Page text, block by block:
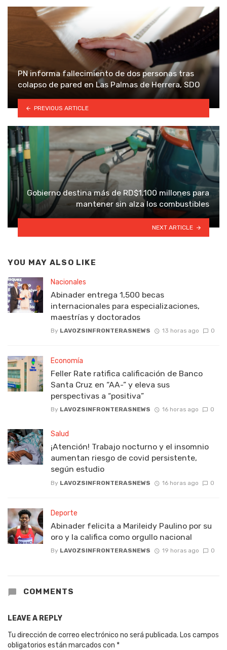
PN informa fallecimiento de dos personas tras
colapso de pared en Las Palmas de Herrera, SDO
PREVIOUS ARTICLE
Gobierno destina más de RD$1,100 millones para
mantener sin alza los combustibles
NEXT ARTICLE
YOU MAY ALSO LIKE
Nacionales
Abinader entrega 1,500 becas
internacionales para especializaciones,
maestrías y doctorados
By LAVOZSINFRONTERASNEWS 13 horas ago 0
Economía
Feller Rate ratifica calificación de Banco
Santa Cruz en “AA-” y eleva sus
perspectivas a “positiva”
By LAVOZSINFRONTERASNEWS 16 horas ago 0
Salud
¡Atención! Trabajo nocturno y el insomnio
aumentan riesgo de covid persistente,
según estudio
By LAVOZSINFRONTERASNEWS 16 horas ago 0
Deporte
Abinader felicita a Marileidy Paulino por su
oro y la califica como orgullo nacional
By LAVOZSINFRONTERASNEWS 19 horas ago 0
COMMENTS
LEAVE A REPLY
Tu dirección de correo electrónico no será publicada. Los campos
obligatorios están marcados con *